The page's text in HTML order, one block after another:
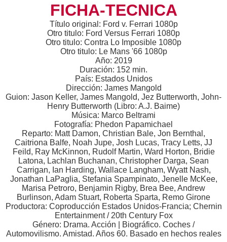
FICHA-TECNICA
Título original: Ford v. Ferrari 1080p
Otro titulo: Ford Versus Ferrari 1080p
Otro titulo: Contra Lo Imposible 1080p
Otro titulo: Le Mans '66 1080p
Año: 2019
Duración: 152 min.
País: Estados Unidos
Dirección: James Mangold
Guion: Jason Keller, James Mangold, Jez Butterworth, John-
Henry Butterworth (Libro: A.J. Baime)
Música: Marco Beltrami
Fotografía: Phedon Papamichael
Reparto: Matt Damon, Christian Bale, Jon Bernthal,
Caitriona Balfe, Noah Jupe, Josh Lucas, Tracy Letts, JJ
Feild, Ray McKinnon, Rudolf Martin, Ward Horton, Bridie
Latona, Lachlan Buchanan, Christopher Darga, Sean
Carrigan, Ian Harding, Wallace Langham, Wyatt Nash,
Jonathan LaPaglia, Stefania Spampinato, Jenelle McKee,
Marisa Petroro, Benjamin Rigby, Brea Bee, Andrew
Burlinson, Adam Stuart, Roberta Sparta, Remo Girone
Productora: Coproducción Estados Unidos-Francia; Chernin
Entertainment / 20th Century Fox
Género: Drama. Acción | Biográfico. Coches /
Automovilismo. Amistad. Años 60. Basado en hechos reales